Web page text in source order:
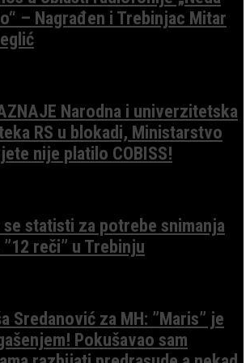
– Nagrađen i Trebinjac Mitar
Narodna i univerzitetska
RS u blokadi, Ministarstvo
nije platilo COBISS!
se statisti za potrebe snimanja
reči” u Trebinju
Sredanović za MH: ”Maris” je
Pokušavao sam